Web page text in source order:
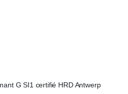
G SI1 certifié HRD Antwerp